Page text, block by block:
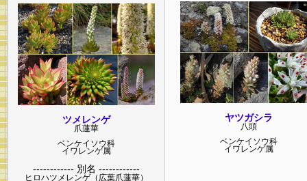
ツメレンゲ
爪蓮華
ベンケイソウ科
イワレンゲ属
------------ 別名 ------------
ヒロハツメレンゲ（広葉爪蓮華）
ヤツガシラ
八頭
ベンケイソウ科
イワレンゲ属